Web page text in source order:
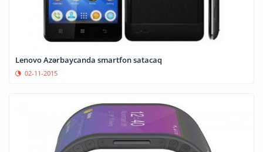
Lenovo Azərbaycanda smartfon satacaq
02-11-2015